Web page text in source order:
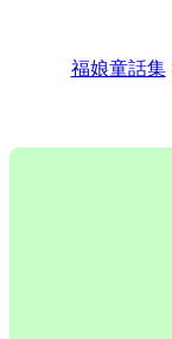
福娘童話集